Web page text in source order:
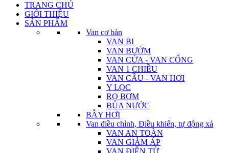
TRANG CHỦ
GIỚI THIỆU
SẢN PHẨM
Van cơ bản
VAN BI
VAN BƯỚM
VAN CỬA - VAN CỔNG
VAN 1 CHIỀU
VAN CẦU - VAN HƠI
Y LỌC
RỌ BƠM
BÚA NƯỚC
BẪY HƠI
Van điều chỉnh, Điều khiển, tự động xả
VAN AN TOÀN
VAN GIẢM ÁP
VAN ĐIỆN TỪ